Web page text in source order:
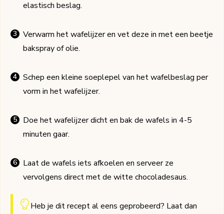
elastisch beslag.
Verwarm het wafelijzer en vet deze in met een beetje
bakspray of olie.
Schep een kleine soeplepel van het wafelbeslag per
vorm in het wafelijzer.
Doe het wafelijzer dicht en bak de wafels in 4-5
minuten gaar.
Laat de wafels iets afkoelen en serveer ze
vervolgens direct met de witte chocoladesaus.
Heb je dit recept al eens geprobeerd? Laat dan